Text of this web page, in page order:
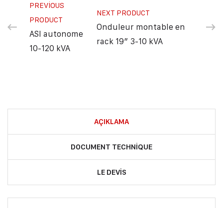
PREVIOUS
PRODUCT
ASI autonome
10-120 kVA
NEXT PRODUCT
Onduleur montable en
rack 19″ 3-10 kVA
AÇIKLAMA
DOCUMENT TECHNIQUE
LE DEVIS